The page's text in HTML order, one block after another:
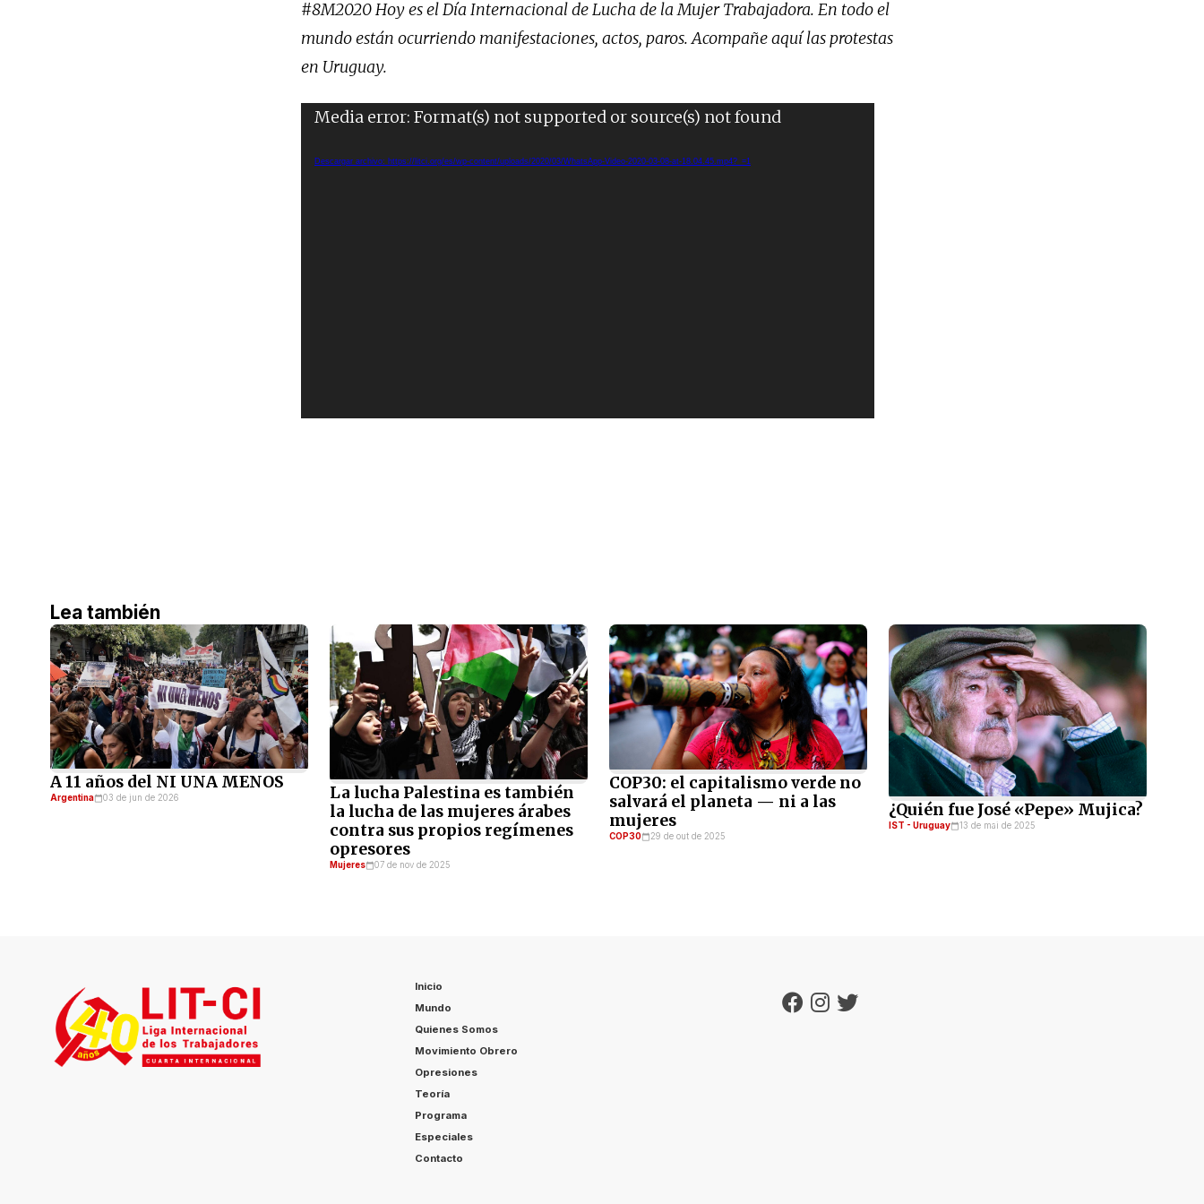
#8M2020 Hoy es el Día Internacional de Lucha de la Mujer Trabajadora. En todo el
mundo están ocurriendo manifestaciones, actos, paros. Acompañe aquí las protestas
en Uruguay.
Reproductor
Media error: Format(s) not supported or source(s) not found
Descargar archivo: https://litci.org/es/wp-content/uploads/2020/03/WhatsApp-Video-2020-03-08-at-18.04.45.mp4?_=1
Lea también
A 11 años del NI UNA MENOS
Argentina 03 de jun de 2026
La lucha Palestina es también
la lucha de las mujeres árabes
contra sus propios regímenes
opresores
Mujeres 07 de nov de 2025
COP30: el capitalismo verde no
salvará el planeta — ni a las
mujeres
COP30 29 de out de 2025
¿Quién fue José «Pepe» Mujica?
IST - Uruguay 13 de mai de 2025
Inicio
Mundo
Quienes Somos
Movimiento Obrero
Opresiones
Teoría
Programa
Especiales
Contacto